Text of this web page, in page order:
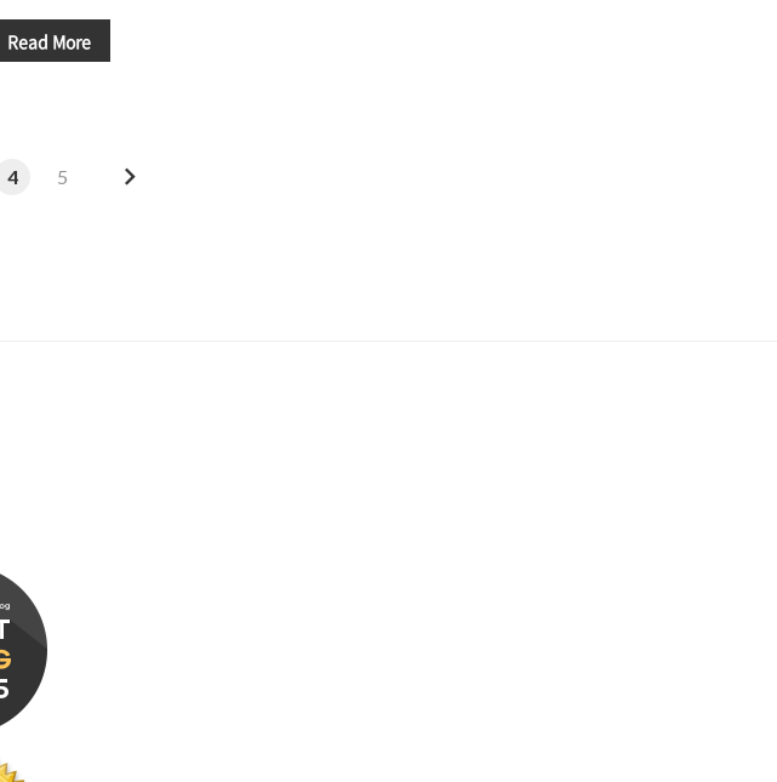
지였던 유럽 배낭여행때 말고, 그 외의 여행에서 복대를
도 있었기 때문에 나는 복대를 신뢰하지 않았다. 2. 나는
Read More
4 5
다